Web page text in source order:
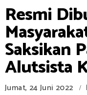
Resmi
Saksikan
Alutsista
Jumat, 24 Juni 2022 /